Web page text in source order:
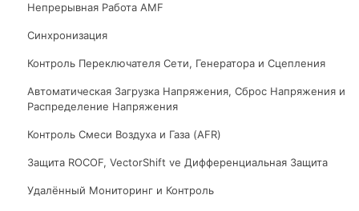
Непрерывная Работа AMF
Синхронизация
Контроль Переключателя Сети, Генератора и Сцепления
Автоматическая Загрузка Напряжения, Сброс Напряжения и
Распределение Напряжения
Контроль Смеси Воздуха и Газа (AFR)
Защита ROCOF, VectorShift ve Дифференциальная Защита
Удалённый Мониторинг и Контроль